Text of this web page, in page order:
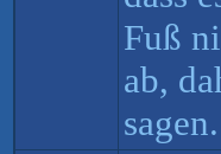
Fuß
ab,
sagen.